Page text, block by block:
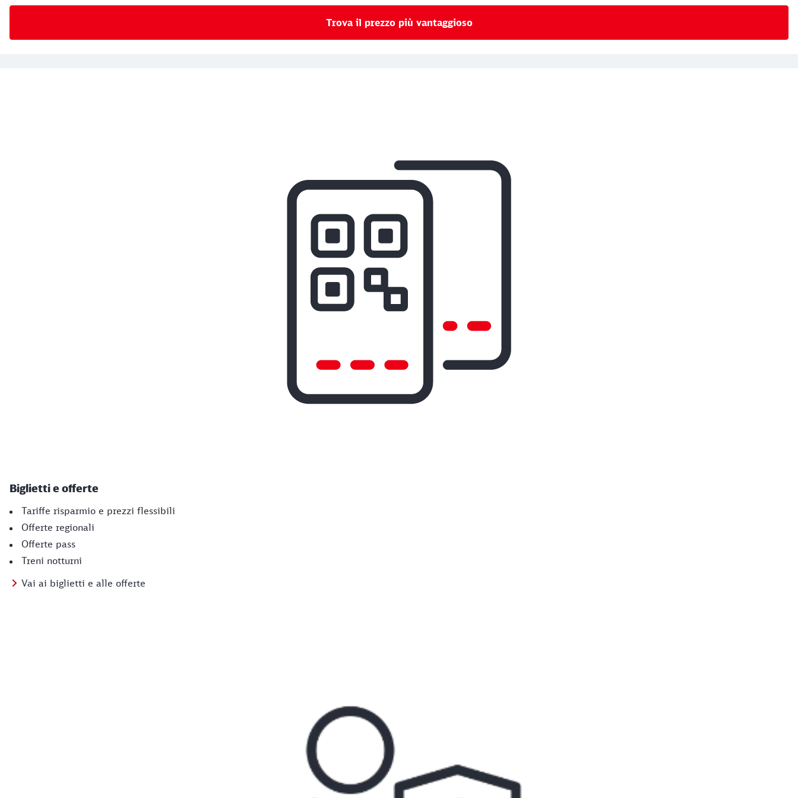
Trova il prezzo più vantaggioso
Biglietti e offerte
Tariffe risparmio e prezzi flessibili
Offerte regionali
Offerte pass
Treni notturni
Vai ai biglietti e alle offerte